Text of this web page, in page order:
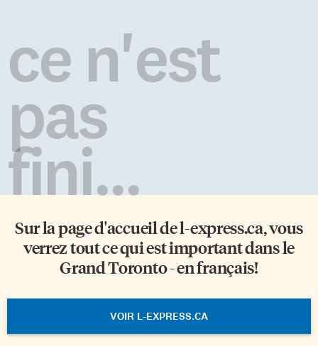
ce n'est
pas
fini...
Sur la page d'accueil del-express.ca, vous
verrez tout ce qui est important dans le
Grand Toronto - en français!
VOIR L-EXPRESS.CA